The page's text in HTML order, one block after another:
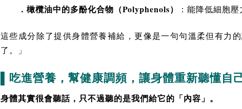
．橄欖油中的多酚化合物（Polyphenols） ：能降低細胞
這些成分除了提供身體營養補給，更像是一句句溫柔但有力
了。」
▌吃進營養，幫健康調頻，讓身體重新聽懂自
身體其實很會聽話，只不過聽的是我們給它的「內容」。